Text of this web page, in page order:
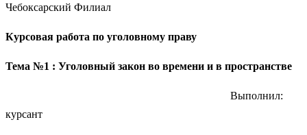
Чебоксарский Филиал
Курсовая работа по уголовному праву
Тема №1 : Уголовный закон во времени и в пространстве
Выполнил:
курсант